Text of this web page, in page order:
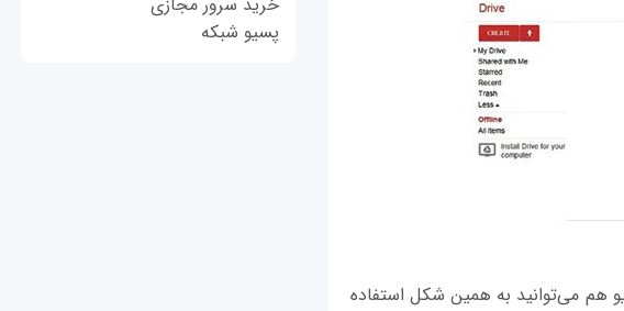
هم می‌توانید به همین شکل استفاده
پسیو شبکه